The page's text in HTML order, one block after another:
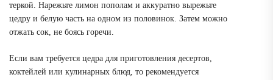
теркой. Нарежьте лимон пополам и аккуратно вырежьте
цедру и белую часть на одном из половинок. Затем можно
отжать сок, не боясь горечи.
Если вам требуется цедра для приготовления десертов,
коктейлей или кулинарных блюд, то рекомендуется